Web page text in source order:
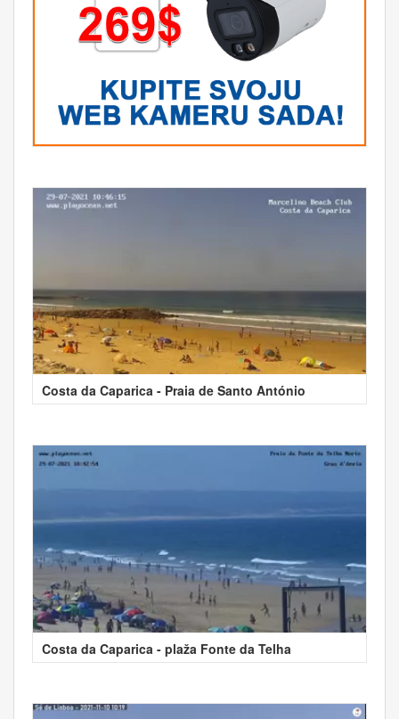
Costa da Caparica - Praia de Santo António
Costa da Caparica - plaža Fonte da Telha